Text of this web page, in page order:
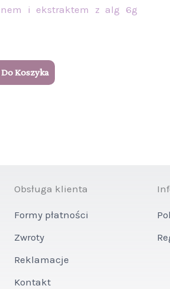
i ekstraktem z alg 6g
Koszyka
Obsługa klienta
Formy płatności
Zwroty
Reklamacje
Kontakt